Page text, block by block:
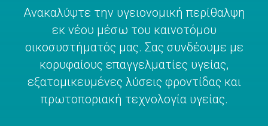
Ανακαλύψτε την υγειονομική περίθαλψη
εκ νέου μέσω του καινοτόμου
οικοσυστήματός μας. Σας συνδέουμε με
κορυφαίους επαγγελματίες υγείας,
εξατομικευμένες λύσεις φροντίδας και
πρωτοποριακή τεχνολογία υγείας.